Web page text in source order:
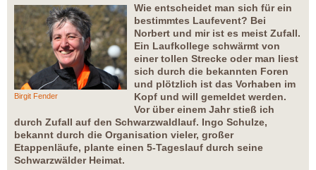
Birgit Fender
Wie entscheidet man sich für ein
bestimmtes Laufevent? Bei
Norbert und mir ist es meist Zufall.
Ein Laufkollege schwärmt von
einer tollen Strecke oder man liest
sich durch die bekannten Foren
und plötzlich ist das Vorhaben im
Kopf und will gemeldet werden.
Vor über einem Jahr stieß ich
durch Zufall auf den Schwarzwaldlauf. Ingo Schulze,
bekannt durch die Organisation vieler, großer
Etappenläufe, plante einen 5-Tageslauf durch seine
Schwarzwälder Heimat.